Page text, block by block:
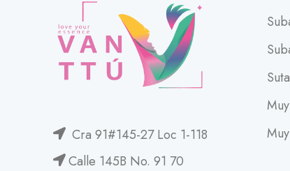
Cra 91#145-27 Loc 1-118
Calle 145B No. 91 70